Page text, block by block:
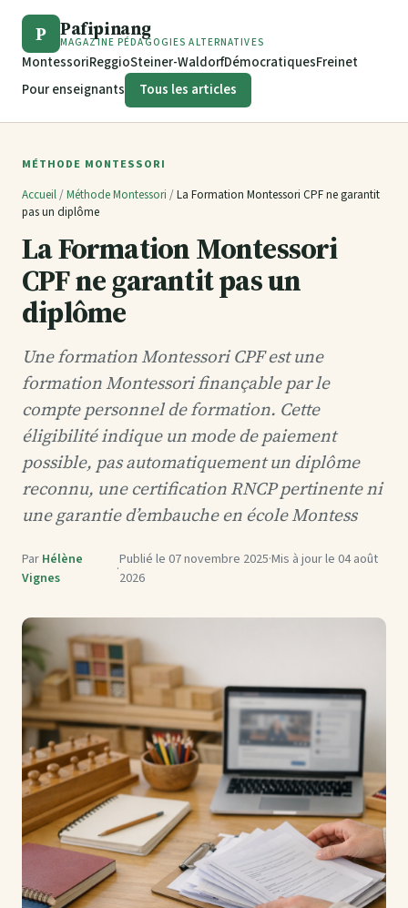
P Pafipinang
MAGAZINE PÉDAGOGIES ALTERNATIVES
MontessoriReggioSteiner-WaldorfDémocratiquesFreinet
Pour enseignants
Tous les articles
MÉTHODE MONTESSORI
Accueil /Méthode Montessori /La Formation Montessori CPF ne garantit
pas un diplôme
La Formation Montessori
CPF ne garantit pas un
diplôme
Une formation Montessori CPF est une
formation Montessori finançable par le
compte personnel de formation. Cette
éligibilité indique un mode de paiement
possible, pas automatiquement un diplôme
reconnu, une certification RNCP pertinente ni
une garantie d’embauche en école Montess
Par Hélène
Vignes
·
Publié le07 novembre 2025·Mis à jour le04 août
2026